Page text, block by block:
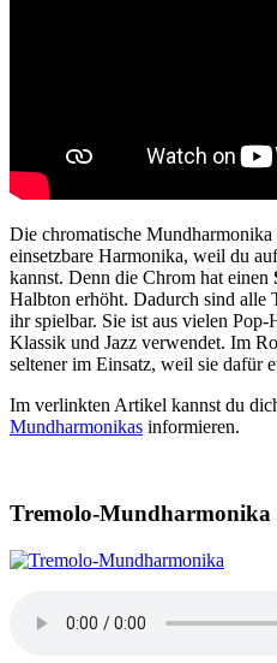
Die chromatische
einsetzbare Harmonika, weil du
kannst. Denn die Chrom hat einen
Halbton erhöht. Dadurch sind alle
ihr spielbar. Sie ist aus vielen
Klassik und Jazz verwendet. Im
seltener im Einsatz, weil sie dafür
Im verlinkten Artikel kannst du
Mundharmonikas informieren.
Tremolo-Mundharmonika